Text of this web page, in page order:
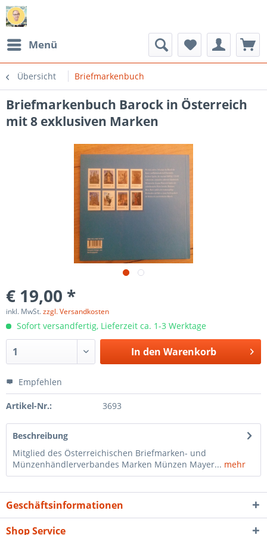
Menü
Übersicht Briefmarkenbuch
Briefmarkenbuch Barock in Österreich
mit 8 exklusiven Marken
€ 19,00 *
inkl. MwSt.zzgl. Versandkosten
Sofort versandfertig, Lieferzeit ca. 1-3 Werktage
In den Warenkorb
Empfehlen
Artikel-Nr.: 3693
Beschreibung
Mitglied des Österreichischen Briefmarken- und
Münzenhändlerverbandes Marken Münzen Mayer... mehr
Geschäftsinformationen
Shop Service